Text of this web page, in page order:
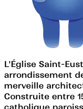
L'Église Saint-
arrondissement
merveille
Construite entre
catholique